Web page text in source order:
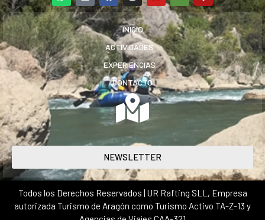
INICIO
ACTIVIDADES
EXPERIENCIAS
CONTACTO
NEWSLETTER
Todos los Derechos Reservados | UR Rafting SLL, Empresa
autorizada Turismo de Aragón como Turismo Activo TA-Z-13 y